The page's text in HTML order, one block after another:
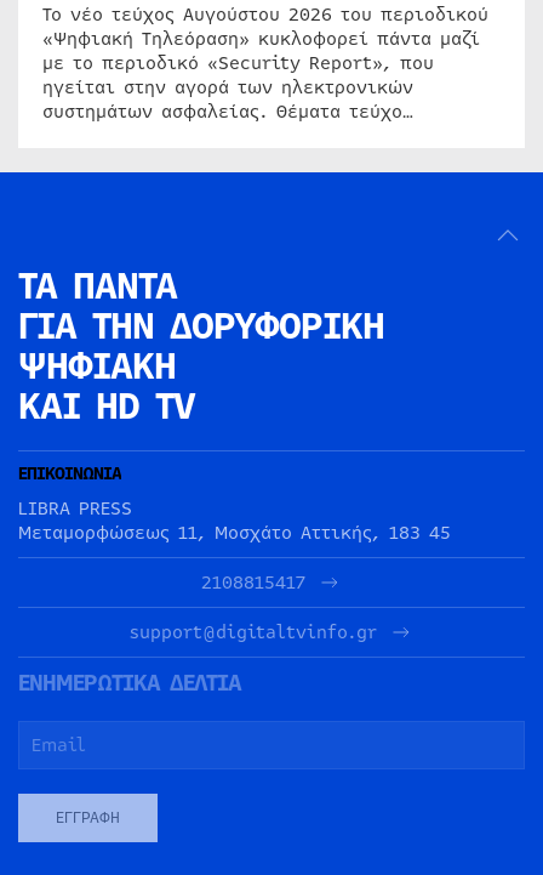
Το νέο τεύχος Αυγούστου 2026 του περιοδικού
«Ψηφιακή Τηλεόραση» κυκλοφορεί πάντα μαζί
με το περιοδικό «Security Report», που
ηγείται στην αγορά των ηλεκτρονικών
συστημάτων ασφαλείας. Θέματα τεύχο…
ΤΑ ΠΑΝΤΑ
ΓΙΑ ΤΗΝ ΔΟΡΥΦΟΡΙΚΗ
ΨΗΦΙΑΚΗ
ΚΑΙ HD TV
ΕΠΙΚΟΙΝΩΝΙΑ
LIBRA PRESS
Μεταμορφώσεως 11, Μοσχάτο Αττικής, 183 45
2108815417
support@digitaltvinfo.gr
ΕΝΗΜΕΡΩΤΙΚΑ ΔΕΛΤΙΑ
ΕΓΓΡΑΦΉ